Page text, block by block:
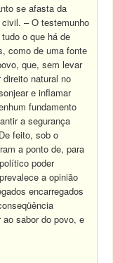
se afasta da
– O testemunho
o que há de
como de uma fonte
que, sem levar
natural no
e inflamar
fundamento
a segurança
feito, sob o
a ponto de, para
poder
a opinião
encarregados
sabor do povo, e